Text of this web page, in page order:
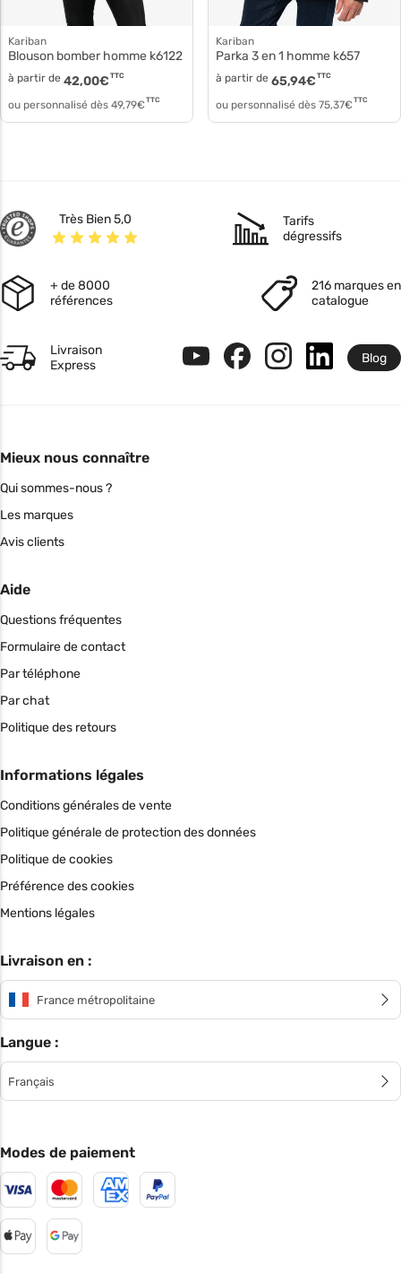
Kariban
Blouson bomber homme k6122
à partir de 42,00€ TTC
ou personnalisé dès 49,79€ TTC
Kariban
Parka 3 en 1 homme k657
à partir de 65,94€ TTC
ou personnalisé dès 75,37€ TTC
Très Bien 5,0
Tarifs
dégressifs
+ de 8000
références
216 marques en
catalogue
Livraison
Express
Blog
Mieux nous connaître
Qui sommes-nous ?
Les marques
Avis clients
Aide
Questions fréquentes
Formulaire de contact
Par téléphone
Par chat
Politique des retours
Informations légales
Conditions générales de vente
Politique générale de protection des données
Politique de cookies
Préférence des cookies
Mentions légales
Livraison en :
France métropolitaine
Langue :
Français
Modes de paiement